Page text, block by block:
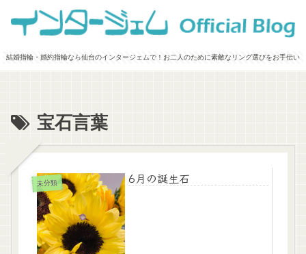
結婚指輪・婚約指輪なら仙台のインタージェムで！お二人のために素敵なリング選びをお手伝い
宝石言葉
未分類 6月の誕生石